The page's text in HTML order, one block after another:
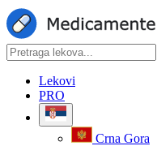
Lekovi
PRO
Crna Gora